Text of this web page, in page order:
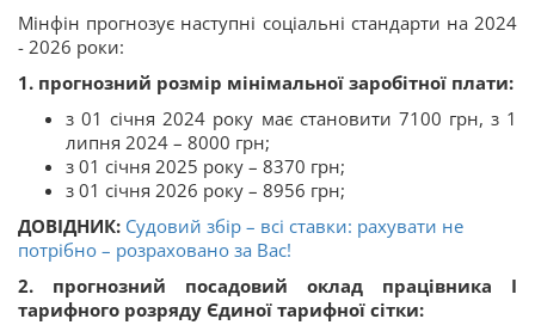
Мінфін прогнозує наступні соціальні стандарти на 2024
- 2026 роки:
1. прогнозний розмір мінімальної заробітної плати:
з 01 січня 2024 року має становити 7100 грн, з 1
липня 2024 – 8000 грн;
з 01 січня 2025 року – 8370 грн;
з 01 січня 2026 року – 8956 грн;
ДОВІДНИК: Судовий збір – всі ставки: рахувати не
потрібно – розраховано за Вас!
2. прогнозний посадовий оклад працівника І
тарифного розряду Єдиної тарифної сітки: